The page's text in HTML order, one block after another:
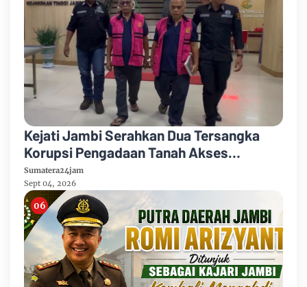
Kejati Jambi Serahkan Dua Tersangka
Korupsi Pengadaan Tanah Akses
Pelabuhan Ujung Jabung Ke Penuntut
Umum
Sumatera24jam
Sept 04, 2026